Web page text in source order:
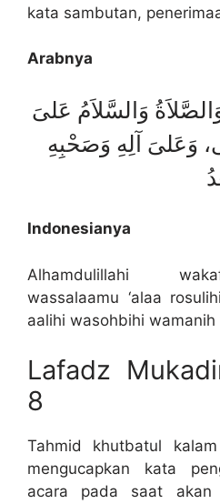
kata sambutan,
Arabnya
وَالسَّلاَمُ عَلىَ
وَعَلىَ آلِهِ وَصَحْبِهِ
Indonesianya
Alhamdulillahi
wassalaamu ‘alaa
aalihi wasohbihi wamanih
Lafadz
8
Tahmid khutbatul
mengucapkan kata
acara pada saat akan